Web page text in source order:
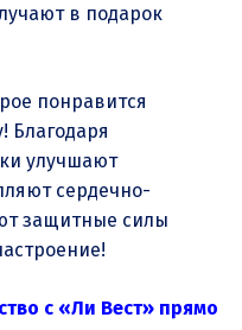
в подарок
понравится
Благодаря
улучшают
сердечно-
защитные силы
с «Ли Вест» прямо